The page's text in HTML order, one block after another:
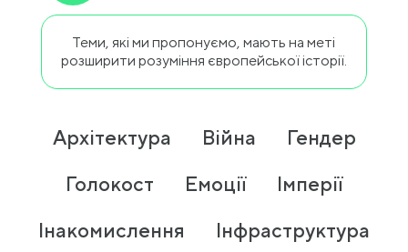
Теми, які ми пропонуємо, мають на меті
розширити розуміння європейської історії.
Архітектура Війна
Гендер
Голокост
Емоції
Імперії
Інакомислення
Інфраструктура